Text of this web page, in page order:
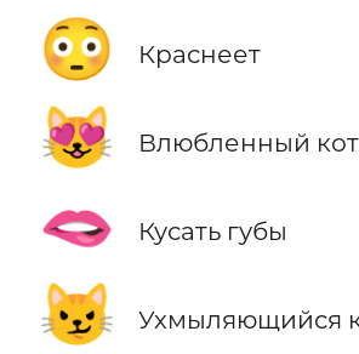
😳 Краснеет
😻 Влюбленный кот
🫦 Кусать губы
😼 Ухмыляющийся